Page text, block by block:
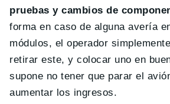
pruebas y cambios de
forma en caso de alguna avería
módulos, el operador
retirar este, y colocar uno en
supone no tener que parar el
aumentar los ingresos.